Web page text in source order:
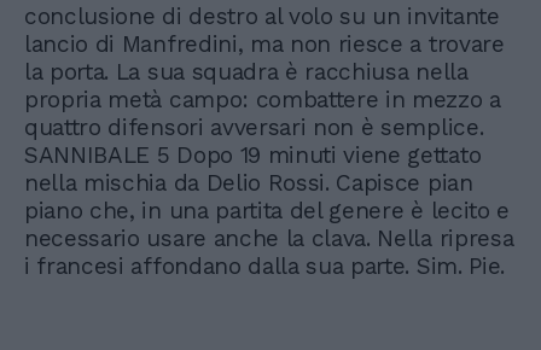
conclusione di destro al volo su un invitante
lancio di Manfredini, ma non riesce a trovare
la porta. La sua squadra è racchiusa nella
propria metà campo: combattere in mezzo a
quattro difensori avversari non è semplice.
SANNIBALE 5 Dopo 19 minuti viene gettato
nella mischia da Delio Rossi. Capisce pian
piano che, in una partita del genere è lecito e
necessario usare anche la clava. Nella ripresa
i francesi affondano dalla sua parte. Sim. Pie.